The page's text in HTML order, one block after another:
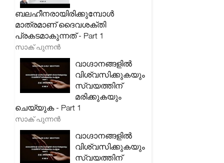
ബലഹീനരായിരിക്കുമ്പോൾ
മാത്രമാണ് ദൈവശക്തി
പ്രകടമാകുന്നത് - Part 1
സാക് പുന്നൻ
വാഗ്ദാനങ്ങളിൽ
വിശ്വസിക്കുകയും
സ്വയത്തിന്
മരിക്കുകയും
ചെയ്യുക - Part 1
സാക് പുന്നൻ
വാഗ്ദാനങ്ങളിൽ
വിശ്വസിക്കുകയും
സ്വയത്തിന്